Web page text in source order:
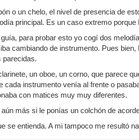
o un chelo, el nivel de presencia de
principal. Es un caso extremo
para probar esto yo cogí dos
cambiando de instrumento. Pues
parecidas.
un oboe, un corno, que parece
cada instrumento venía al frente o
con matices muy muy diferentes.
más si le ponías un colchón de
se entienda. A mi tampoco me resultó